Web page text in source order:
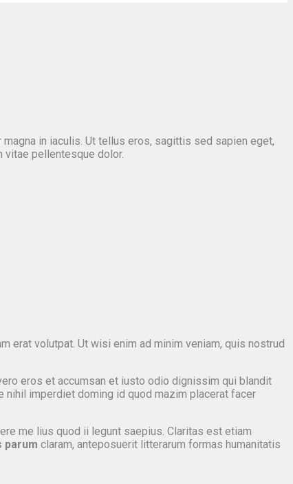
in iaculis. Ut tellus eros, sagittis sed sapien eget,
vitae pellentesque dolor.
erat volutpat. Ut wisi enim ad minim veniam, quis nostrud
eros et accumsan et iusto odio dignissim qui blandit
imperdiet doming id quod mazim placerat facer
me lius quod ii legunt saepius. Claritas est etiam
parum claram, anteposuerit litterarum formas humanitatis